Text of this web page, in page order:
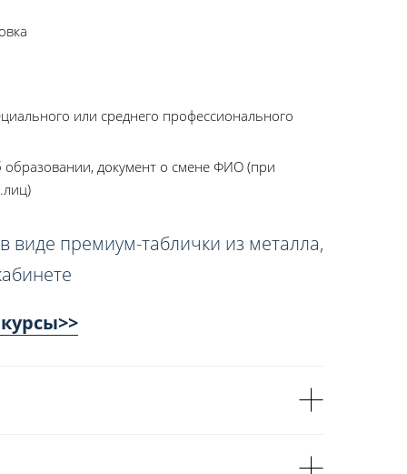
или среднего профессионального
документ о смене ФИО (при
премиум-таблички из металла,